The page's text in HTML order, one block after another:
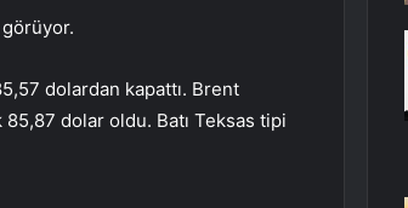
dolardan kapattı. Brent
dolar oldu. Batı Teksas tipi